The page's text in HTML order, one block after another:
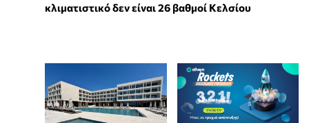
κλιματιστικό δεν είναι 26 βαθμοί Κελσίου